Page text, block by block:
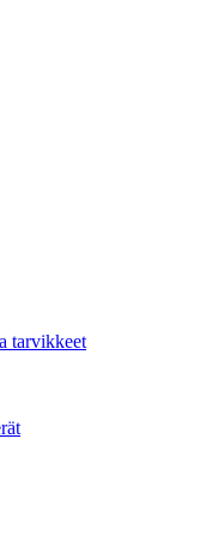
tarvikkeet